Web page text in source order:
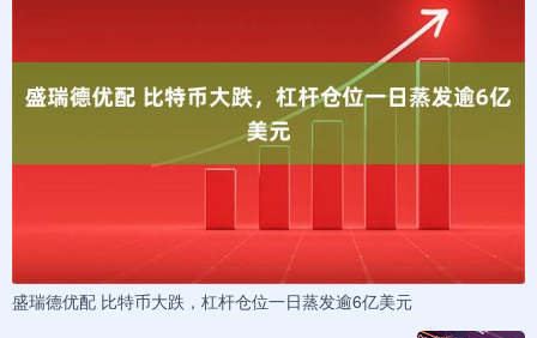
盛瑞德优配 比特币大跌，杠杆仓位一日蒸发逾6亿美元